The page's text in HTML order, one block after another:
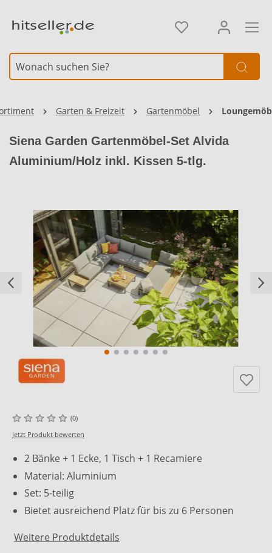
Garten & Freizeit Gartenmöbel
Siena Garden Gartenmöbel-Set Alvida
Aluminium/Holz inkl. Kissen 5-tlg.
(0)
Jetzt Produkt bewerten
2 Bänke + 1 Ecke, 1 Tisch + 1 Recamiere
Material: Aluminium
Set: 5-teilig
Bietet ausreichend Platz für bis zu 6 Personen
Weitere Produktdetails